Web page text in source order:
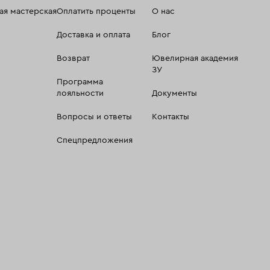
мастерскаяОплатить проценты
Доставка и оплата
Возврат
Программа
лояльности
Вопросы и ответы
Спецпредложения
О нас
Блог
Ювелирная академия
ЗУ
Документы
Контакты